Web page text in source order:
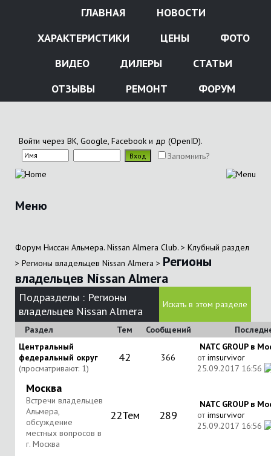
ГЛАВНАЯ
НОВОСТИ
ХАРАКТЕРИСТИКИ
ЦЕНЫ
ФОТО
ВИДЕО
ДИЛЕРЫ
СТАТЬИ
ОТЗЫВЫ
РЕМОНТ ФОРУМ
Войти через ВК, Google, Facebook и др (OpenID).
Запомнить?
Меню
Форум Ниссан Альмера. Nissan Almera Club. > Клубный раздел
> Регионы владельцев Nissan Almera > Регионы
владельцев Nissan Almera
Подразделы : Регионы
владельцев Nissan Almera
Искать в этом разделе
Раздел Тем Сообщений
Центральный
федеральный округ
(просматривают: 1)
42 366
NATC GROUP в
отimsurvivor
25.09.2017 16:56
Москва
Встречи владельцев
Альмера,
обсуждение
местных вопросов в
г. Москва
22Тем 289
NATC GROUP в
отimsurvivor
25.09.2017 16:56